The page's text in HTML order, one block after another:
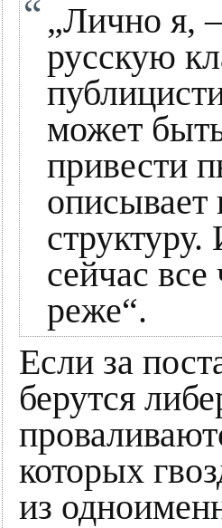
„Лично я,
русскую
может
привести
сейчас
реже“.
Если за
берутся
которых
из